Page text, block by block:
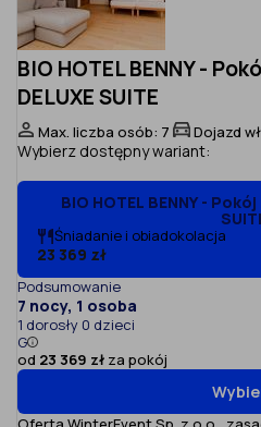
BIO HOTEL BENNY -
DELUXE SUITE
Max. liczba osób: 7 Dojazd
Wybierz dostępny wariant:
BIO HOTEL BENNY -
Śniadanie i obiadokolacja
23 369 zł
Podsumowanie
7 nocy, 1 osoba
1 dorosły 0 dzieci
G
od 23 369 zł za pokój